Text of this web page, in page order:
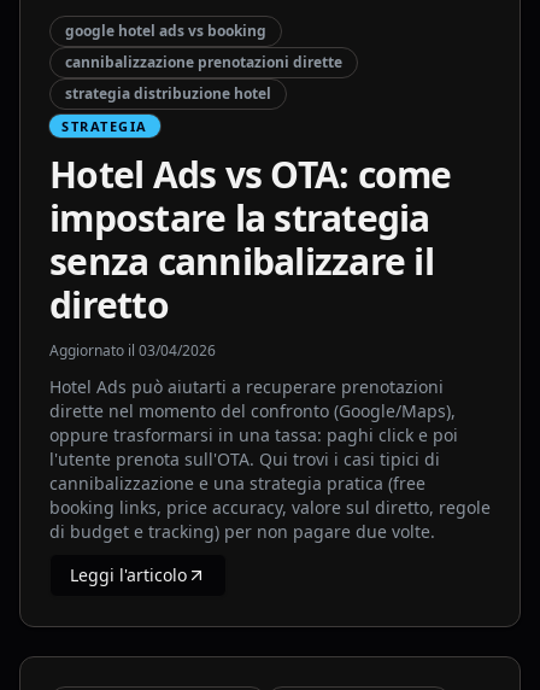
google hotel ads vs booking
cannibalizzazione prenotazioni dirette
strategia distribuzione hotel
STRATEGIA
Hotel Ads vs OTA: come
impostare la strategia
senza cannibalizzare il
diretto
Aggiornato il 03/04/2026
Hotel Ads può aiutarti a recuperare prenotazioni
dirette nel momento del confronto (Google/Maps),
oppure trasformarsi in una tassa: paghi click e poi
l'utente prenota sull'OTA. Qui trovi i casi tipici di
cannibalizzazione e una strategia pratica (free
booking links, price accuracy, valore sul diretto, regole
di budget e tracking) per non pagare due volte.
Leggi l'articolo